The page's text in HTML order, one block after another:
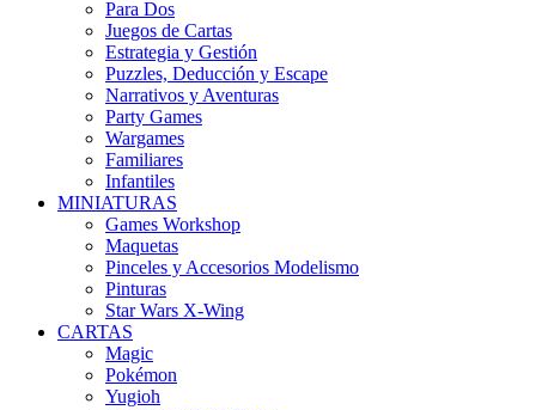
Para Dos
Juegos de Cartas
Estrategia y Gestión
Puzzles, Deducción y Escape
Narrativos y Aventuras
Party Games
Wargames
Familiares
Infantiles
MINIATURAS
Games Workshop
Maquetas
Pinceles y Accesorios Modelismo
Pinturas
Star Wars X-Wing
CARTAS
Magic
Pokémon
Yugioh